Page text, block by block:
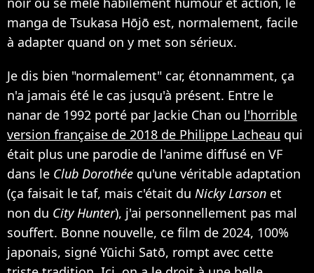
manga de Tsukasa Hōjō est, normalement, facile
à adapter quand on y met son sérieux.
Je dis bien "normalement" car, étonnamment, ça
n'a jamais été le cas jusqu'à présent. Entre le
nanar de 1992 porté par Jackie Chan ou l'horrible
version française de 2018 de Philippe Lacheau qui
était plus une parodie de l'anime diffusé en VF
dans le Club Dorothée qu'une véritable adaptation
(ça faisait le taf, mais c'était du Nicky Larson et
non du City Hunter), j'ai personnellement pas mal
souffert. Bonne nouvelle, ce film de 2024, 100%
japonais, signé Yūichi Satō, rompt avec cette